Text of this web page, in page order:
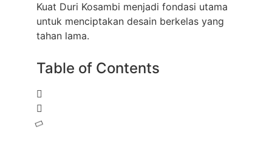
Kuat Duri Kosambi menjadi fondasi utama
untuk menciptakan desain berkelas yang
tahan lama.
Table of Contents